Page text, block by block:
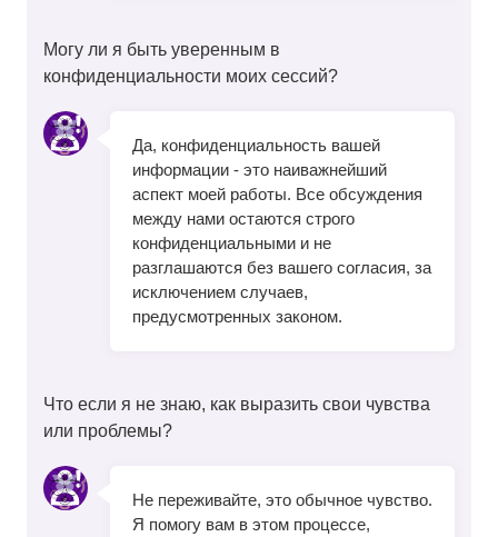
Могу ли я быть уверенным в
конфиденциальности моих сессий?
Да, конфиденциальность вашей
информации - это наиважнейший
аспект моей работы. Все обсуждения
между нами остаются строго
конфиденциальными и не
разглашаются без вашего согласия, за
исключением случаев,
предусмотренных законом.
Что если я не знаю, как выразить свои чувства
или проблемы?
Не переживайте, это обычное чувство.
Я помогу вам в этом процессе,